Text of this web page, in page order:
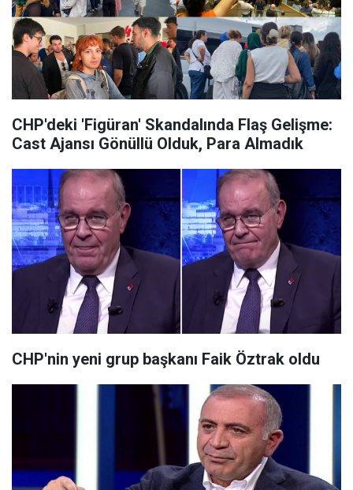
CHP'deki 'Figüran' Skandalında Flaş Gelişme:
Cast Ajansı Gönüllü Olduk, Para Almadık
CHP'nin yeni grup başkanı Faik Öztrak oldu